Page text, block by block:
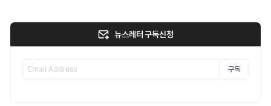
뉴스레터 구독신청
구독